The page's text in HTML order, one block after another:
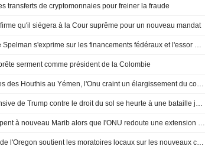
transferts de cryptomonnaies pour freiner la fraude
qu'il siégera à la Cour suprême pour un nouveau mandat
La présidente de Spelman s'exprime sur les financements fédéraux et l'essor de l'IA
serment comme président de la Colombie
Nouvelles frappes des Houthis au Yémen, l'Onu craint un élargissement du conflit
La nouvelle offensive de Trump contre le droit du sol se heurte à une bataille juridique complexe
Les Houthis frappent à nouveau Marib alors que l'ONU redoute une extension du conflit au Yémen
La gouverneure de l'Oregon soutient les moratoires locaux sur les nouveaux centres de données en attendant une révision législative